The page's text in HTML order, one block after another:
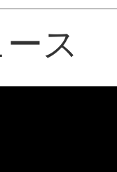
ス